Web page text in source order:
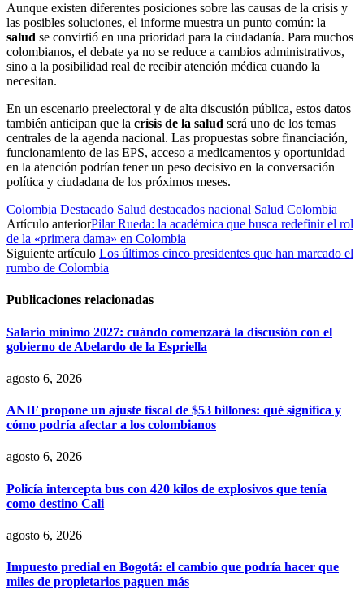
Aunque existen diferentes posiciones sobre las causas de la crisis y
las posibles soluciones, el informe muestra un punto común: la
salud se convirtió en una prioridad para la ciudadanía. Para muchos
colombianos, el debate ya no se reduce a cambios administrativos,
sino a la posibilidad real de recibir atención médica cuando la
necesitan.
En un escenario preelectoral y de alta discusión pública, estos datos
también anticipan que la crisis de la salud será uno de los temas
centrales de la agenda nacional. Las propuestas sobre financiación,
funcionamiento de las EPS, acceso a medicamentos y oportunidad
en la atención podrían tener un peso decisivo en la conversación
política y ciudadana de los próximos meses.
Colombia Destacado Salud destacados nacional Salud Colombia
Artículo anteriorPilar Rueda: la académica que busca redefinir el rol
de la «primera dama» en Colombia
Siguiente artículo Los últimos cinco presidentes que han marcado el
rumbo de Colombia
Publicaciones relacionadas
Salario mínimo 2027: cuándo comenzará la discusión con el
gobierno de Abelardo de la Espriella
agosto 6, 2026
ANIF propone un ajuste fiscal de $53 billones: qué significa y
cómo podría afectar a los colombianos
agosto 6, 2026
Policía intercepta bus con 420 kilos de explosivos que tenía
como destino Cali
agosto 6, 2026
Impuesto predial en Bogotá: el cambio que podría hacer que
miles de propietarios paguen más